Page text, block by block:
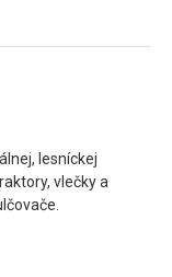
lesníckej
vlečky a